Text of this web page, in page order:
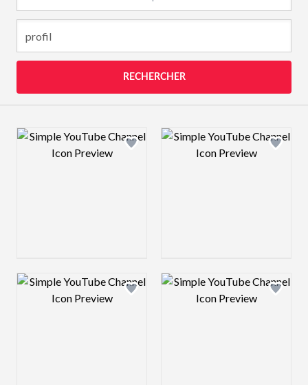
RECHERCHER
Design preview image Design preview
Design preview image Design preview